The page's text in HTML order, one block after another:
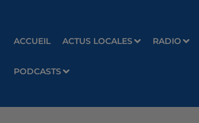
ACCUEIL ACTUS LOCALES RADIO
PODCASTS